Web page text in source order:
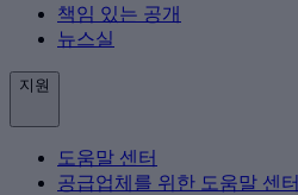
책임 있는 공개
뉴스실
지원
도움말 센터
공급업체를 위한 도움말 센터